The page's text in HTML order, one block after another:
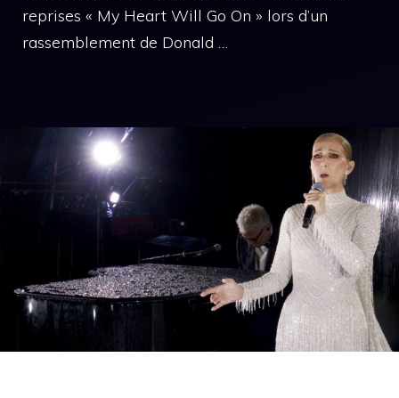
reprises « My Heart Will Go On » lors d’un
rassemblement de Donald …